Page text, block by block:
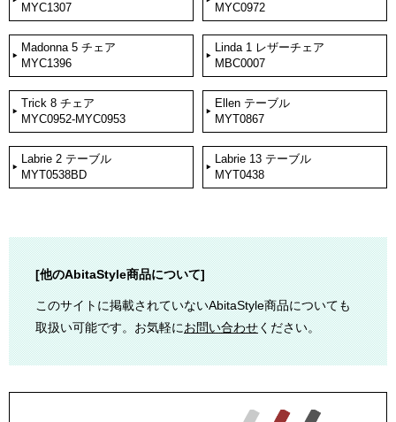
MYC1307
MYC0972
Madonna 5 チェア
MYC1396
Linda 1 レザーチェア
MBC0007
Trick 8 チェア
MYC0952-MYC0953
Ellen テーブル
MYT0867
Labrie 2 テーブル
MYT0538BD
Labrie 13 テーブル
MYT0438
[他のAbitaStyle商品について]
このサイトに掲載されていないAbitaStyle商品についても
取扱い可能です。お気軽にお問い合わせください。